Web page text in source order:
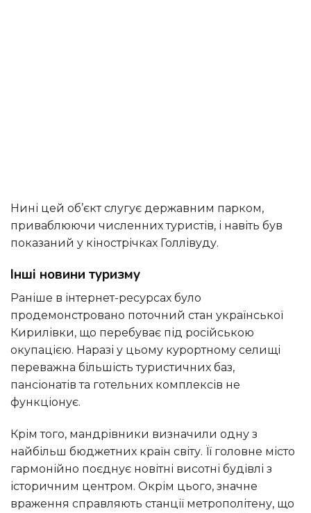
Нині цей об’єкт слугує державним парком,
приваблюючи численних туристів, і навіть був
показаний у кінострічках Голлівуду.
Інші новини туризму
Раніше в інтернет-ресурсах було
продемонстровано поточний стан української
Кирилівки, що перебуває під російською
окупацією. Наразі у цьому курортному селищі
переважна більшість туристичних баз,
пансіонатів та готельних комплексів не
функціонує.
Крім того, мандрівники визначили одну з
найбільш бюджетних країн світу. Її головне місто
гармонійно поєднує новітні висотні будівлі з
історичним центром. Окрім цього, значне
враження справляють станції метрополітену, що